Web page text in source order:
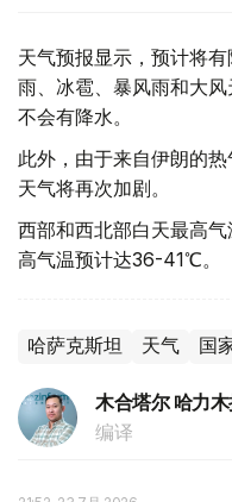
天气预报显示，预计将
雨、冰雹、暴风雨和大
不会有降水。
此外，由于来自伊朗的
天气将再次加剧。
西部和西北部白天最高
高气温预计达36-41℃。
哈萨克斯坦 天气 国
木合塔尔 哈力
编译